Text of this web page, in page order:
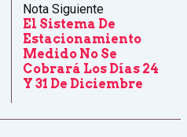
Nota Siguiente
El Sistema De
Estacionamiento
Medido No Se
Cobrará Los Días 24
Y 31 De Diciembre